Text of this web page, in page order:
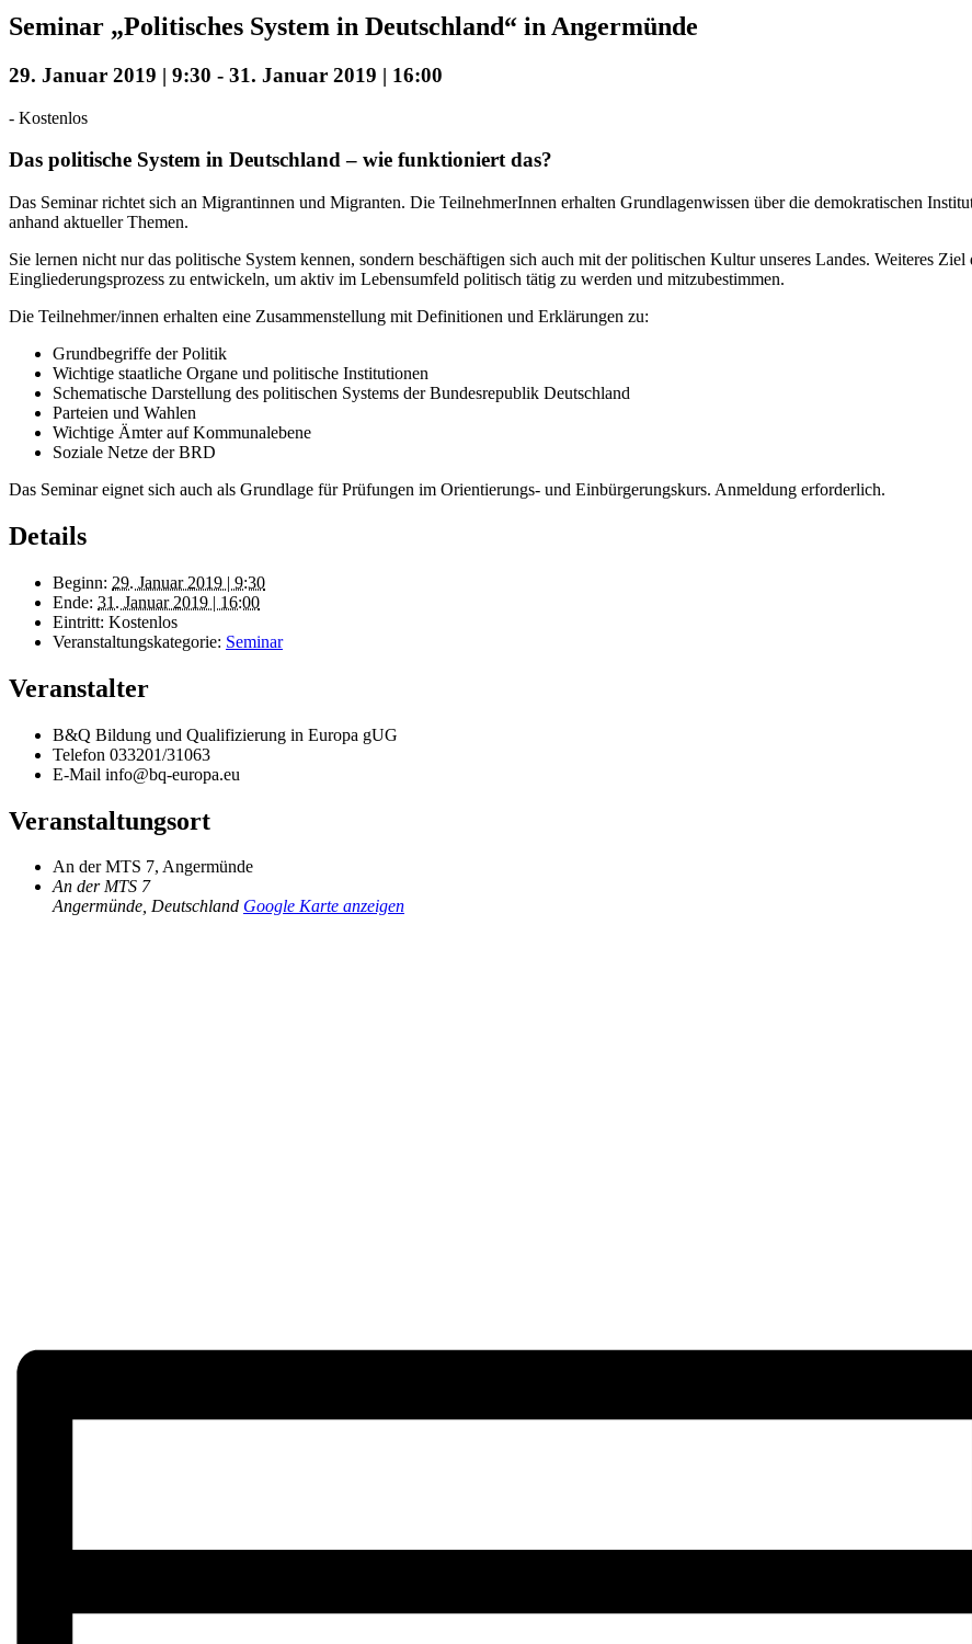
Seminar „Politisches System in Deutschland“ in Angermünde
29. Januar 2019 | 9:30 - 31. Januar 2019 | 16:00
- Kostenlos
Das politische System in Deutschland – wie funktioniert das?
Das Seminar richtet sich an Migrantinnen und Migranten. Die TeilnehmerInnen erhalten Grundlagenwissen über die demokratischen
anhand aktueller Themen.
Sie lernen nicht nur das politische System kennen, sondern beschäftigen sich auch mit der politischen Kultur unseres Landes. Weiteres
Eingliederungsprozess zu entwickeln, um aktiv im Lebensumfeld politisch tätig zu werden und mitzubestimmen.
Die Teilnehmer/innen erhalten eine Zusammenstellung mit Definitionen und Erklärungen zu:
Grundbegriffe der Politik
Wichtige staatliche Organe und politische Institutionen
Schematische Darstellung des politischen Systems der Bundesrepublik Deutschland
Parteien und Wahlen
Wichtige Ämter auf Kommunalebene
Soziale Netze der BRD
Das Seminar eignet sich auch als Grundlage für Prüfungen im Orientierungs- und Einbürgerungskurs. Anmeldung erforderlich.
Details
Beginn: 29. Januar 2019 | 9:30
Ende: 31. Januar 2019 | 16:00
Eintritt: Kostenlos
Veranstaltungskategorie: Seminar
Veranstalter
B&Q Bildung und Qualifizierung in Europa gUG
Telefon 033201/31063
E-Mail info@bq-europa.eu
Veranstaltungsort
An der MTS 7, Angermünde
An der MTS 7
Angermünde, Deutschland Google Karte anzeigen